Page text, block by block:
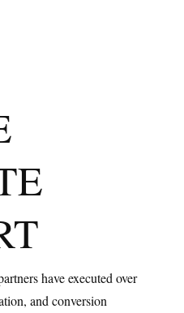
have executed over
and conversion